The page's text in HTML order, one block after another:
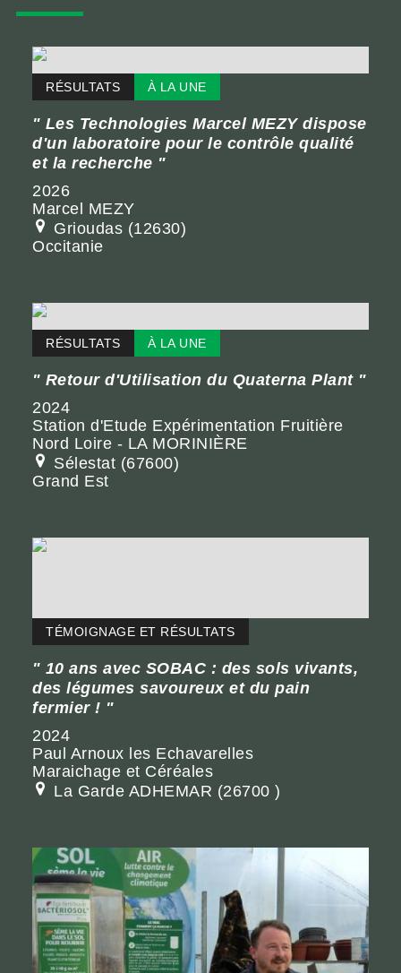
RÉSULTATS À LA UNE
Les Technologies Marcel MEZY dispose
d'un laboratoire pour le contrôle qualité
et la recherche
2026
Marcel MEZY
Grioudas (12630)
Occitanie
RÉSULTATS À LA UNE
Retour d'Utilisation du Quaterna Plant
2024
Station d'Etude Expérimentation Fruitière
Nord Loire - LA MORINIÈRE
Sélestat (67600)
Grand Est
TÉMOIGNAGE ET RÉSULTATS
10 ans avec SOBAC : des sols vivants,
des légumes savoureux et du pain
fermier !
2024
Paul Arnoux les Echavarelles
Maraichage et Céréales
La Garde ADHEMAR (26700 )